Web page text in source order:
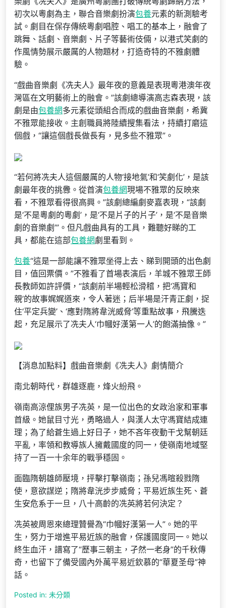
初次以粵劇為主，聯合音樂劇扮演包養元素的新測驗考
試。劇目在保存傳統粵劇唱腔、唱工的基本上，融會了
跳舞、話劇、音樂劇、片子等藝術伎倆，以港式笑劇的
作風情勢展示嚴厲的人物題材，打造奇特的不雅劇體
驗。
“戲曲音樂劇《冼夫人》最年夜的意義是表現粵港澳年夜
灣區在文明藝術上的融會。”該劇總導演高志森表現，該
劇是由包養網多元素從頭組合而成的戲曲音樂劇，希冀
不雅眾能接收。主創職員將陸續搜集看法，持續打磨這
個戲，“讓這個戲長做長有，見多些不雅眾”。
“若何將冼夫人這個嚴厲的人物‘接地氣’和‘笑劇化’，是該
劇最年夜的挑釁。從首演包養網現場不雅眾的反映來
看，不雅眾看得很高興。”該劇總編劇麥嘉表現，“該劇
是‘不是粵劇的粵劇’，是‘不是片子的片子’，是‘不是音樂
劇的音樂劇’”。但凡戲曲具有的工具，難聽好睇的工
具，都能在這部包養網劇里看到。
包養“這是一部能讓不雅眾坐得上去、睇到開頭的出色劇
目，值回票價。”不雅看了首場表演后，羊城不雅眾王師
長教師如許評價，“該劇前半場輕松滑稽，把‘馮寶和
親’的故事娓娓道來，令人著迷；后半場是汗青正劇，捉
住‘平定兵變’、‘應對隋將韋洸威脅’等重點故事，飛騰迭
起，充足展示了冼夫人‘巾幗好漢第一人’的飽滿抽像。”
【消息加點料】戲曲音樂劇《冼夫人》劇情簡介
南北朝時代，群雄逐鹿，烽火紛飛。
嶺南高涼俚族男子冼英，是一位出色的女政治家和軍事
首級。她鼠目寸光，勇略過人，與漢人太守馮寶結成連
理；為了給蒼生過上好日子，她不吝年夜動干戈幫朝廷
平亂，率領和教導族人擁戴國度的同一，使嶺南地域堅
持了一百一十余年的戰爭穩固。
面臨隋朝雄師壓境，抨擊打擊嶺南；孫兒馮暄殺戮隋
使，意欲謀逆；隋將韋洸步步威脅；平易近族生死、蒼
生安危系于一旦，八十高齡的冼英將若何決定？
冼英被周恩來總理贊譽為“巾幗好漢第一人”。她的平
生，努力于增進平易近族的融會，保護國度同一。她以
終生血汗，譜寫了“歷事三朝主，孑然一老身”的千秋傳
奇，也留下了備受國內外萬平易近欽慕的“華夏圣母”神
話。
Posted in: 未分類